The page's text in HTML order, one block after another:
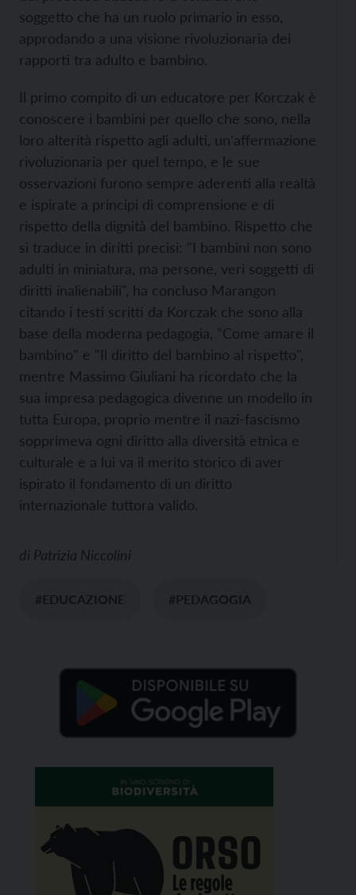
soggetto che ha un ruolo primario in esso,
approdando a una visione rivoluzionaria dei
rapporti tra adulto e bambino.
Il primo compito di un educatore per Korczak è
conoscere i bambini per quello che sono, nella
loro alterità rispetto agli adulti, un'affermazione
rivoluzionaria per quel tempo, e le sue
osservazioni furono sempre aderenti alla realtà
e ispirate a principi di comprensione e di
rispetto della dignità del bambino. Rispetto che
si traduce in diritti precisi: "I bambini non sono
adulti in miniatura, ma persone, veri soggetti di
diritti inalienabili", ha concluso Marangon
citando i testi scritti da Korczak che sono alla
base della moderna pedagogia, "Come amare il
bambino" e "Il diritto del bambino al rispetto",
mentre Massimo Giuliani ha ricordato che la
sua impresa pedagogica divenne un modello in
tutta Europa, proprio mentre il nazi-fascismo
sopprimeva ogni diritto alla diversità etnica e
culturale e a lui va il merito storico di aver
ispirato il fondamento di un diritto
internazionale tuttora valido.
di Patrizia Niccolini
#EDUCAZIONE #PEDAGOGIA